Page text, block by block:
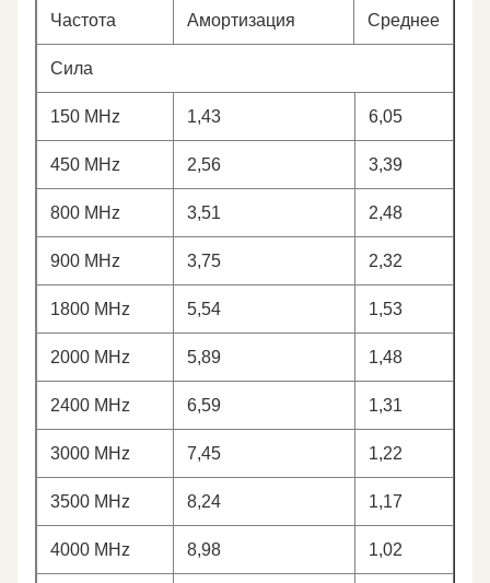
Частота Амортизация Среднее
Сила
150 MHz 1,43 6,05
450 MHz 2,56 3,39
800 MHz 3,51 2,48
900 MHz 3,75 2,32
1800 MHz 5,54 1,53
2000 MHz 5,89 1,48
2400 MHz 6,59 1,31
3000 MHz 7,45 1,22
3500 MHz 8,24 1,17
4000 MHz 8,98 1,02